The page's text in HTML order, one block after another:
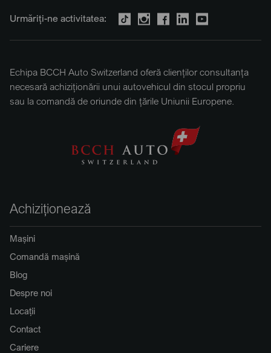
Urmăriți-ne activitatea:
Echipa BCCH Auto Switzerland oferă clienților consultanța
necesară achiziționării unui autovehicul din stocul propriu
sau la comandă de oriunde din țările Uniunii Europene.
Achiziționează
Mașini
Comandă mașină
Blog
Despre noi
Locații
Contact
Cariere